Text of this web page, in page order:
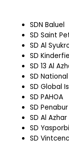
SDN Baluel
SD Saint
SD Al
SD
SD 13 Al
SD National
SD Global
SD PAHOA
SD
SD Al
SD Yasporbi
SD